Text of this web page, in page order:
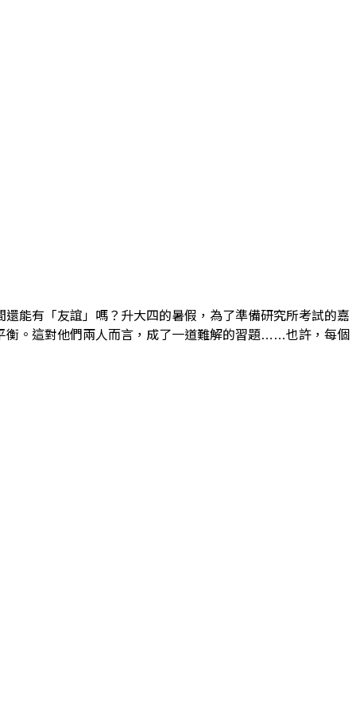
能有「友誼」嗎？升大四的暑假，為了準備研究所考試的嘉
衡。這對他們兩人而言，成了一道難解的習題……也許，每個